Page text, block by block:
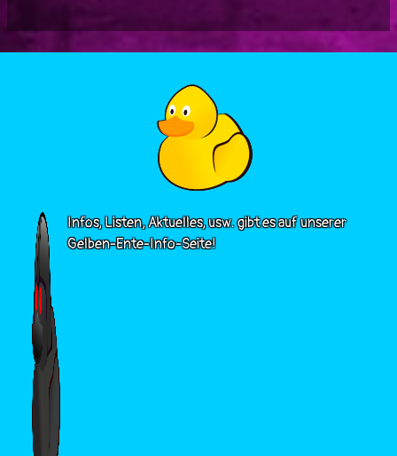
Infos, Listen, Aktuelles, usw. gibt es auf unserer
Gelben-Ente-Info-Seite!